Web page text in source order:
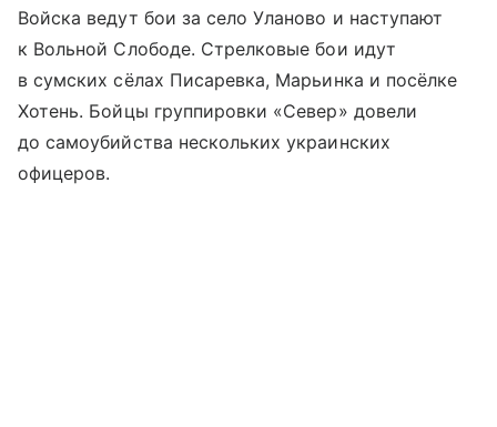
Войска ведут бои за село Уланово и наступают
к Вольной Слободе. Стрелковые бои идут
в сумских сёлах Писаревка, Марьинка и посёлке
Хотень. Бойцы группировки «Север» довели
до самоубийства нескольких украинских
офицеров.